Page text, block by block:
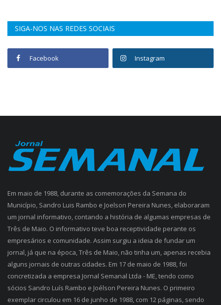
SIGA-NOS NAS REDES SOCIAIS
Facebook Instagram
Em maio de 1988, durante as comemorações da Semana do
Município, Sandro Luis Rambo e Joelson Pereira Nunes, elaboraram
um jornal informativo, contando a história de algumas empresas de
Três de Maio. O informativo teve boa receptividade perante os
empresários e comunidade. Assim surgiu a ideia de fundar um
jornal, já que na época, Três de Maio, não tinha um, apenas recebia
alguns jornais de outras cidades. Em 17 de maio de 1988, foi
concretizada a empresa Jornal Semanal Ltda - ME, tendo como
sócios Sandro Luís Rambo e Joélson Pereira Nunes. O primeiro
exemplar circulou em 16 de junho de 1988, com 12 páginas, sendo